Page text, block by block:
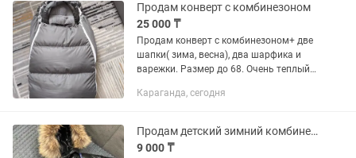
Продам конверт с комбинезоном
25 000 ₸
Продам конверт с комбинезоном+ две
шапки( зима, весна), два шарфика и
варежки. Размер до 68. Очень теплый.
Зимняя шапка отличного качества,
Караганда, сегодня
Продам детский зимний комбинезон.
9 000 ₸